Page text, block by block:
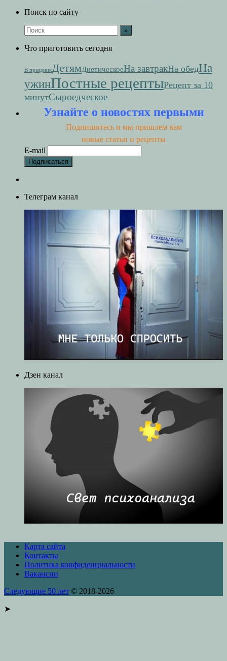
Поиск по сайту
Что приготовить сегодня
В праздникДетямДиетическоеНа завтракНа обедНа
ужинПостные рецептыРецепт за 10
минутСыроедческое
Узнайте о новостях первыми
Подпишитесь и мы пришлем вам
новые статьи и рецепты
E-mail
Телеграм канал
Дзен канал
Карта сайта
Контакты
Политика конфиденциальности
Вакансии
Следующие 50 лет © 2018-2026
➤